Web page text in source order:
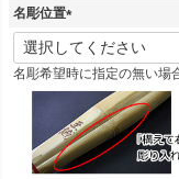
名彫位置
(
必
須
名彫希望時に指定の無い場